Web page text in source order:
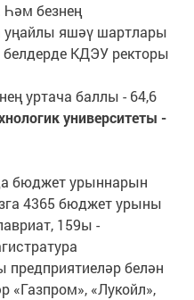
Һәм безнең
яшәү шартлары
белдерде КДЭУ ректоры
уртача баллы - 64,6
университеты -
бюджет урыннарын
4365 бюджет урыны
159ы -
белән
«Лукойл»,